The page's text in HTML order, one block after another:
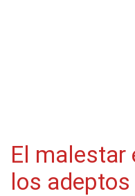
El malestar
los